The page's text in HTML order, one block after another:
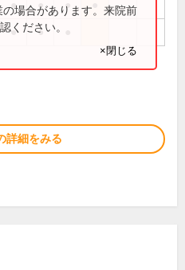
● ● ●
● ●
場合があります。来院前
ください。
×閉じる
詳細をみる